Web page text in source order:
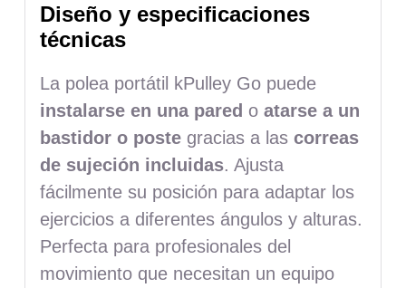
Diseño y especificaciones
técnicas
La polea portátil kPulley Go puede
instalarse en una pared o atarse a un
bastidor o postegracias a las correas
de sujeción incluidas. Ajusta
fácilmente su posición para adaptar los
ejercicios a diferentes ángulos y alturas.
Perfecta para profesionales del
movimiento que necesitan un equipo